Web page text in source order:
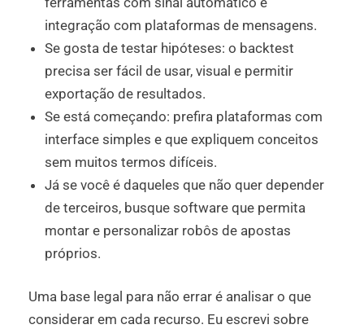
integração com plataformas de mensagens.
Se gosta de testar hipóteses: o backtest
precisa ser fácil de usar, visual e permitir
exportação de resultados.
Se está começando: prefira plataformas com
interface simples e que expliquem conceitos
sem muitos termos difíceis.
Já se você é daqueles que não quer depender
de terceiros, busque software que permita
montar e personalizar robôs de apostas
próprios.
Uma base legal para não errar é analisar o que
considerar em cada recurso. Eu escrevi sobre